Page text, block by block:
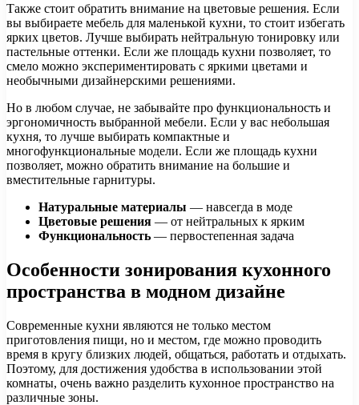
Также стоит обратить внимание на цветовые решения. Если
вы выбираете мебель для маленькой кухни, то стоит избегать
ярких цветов. Лучше выбирать нейтральную тонировку или
пастельные оттенки. Если же площадь кухни позволяет, то
смело можно экспериментировать с яркими цветами и
необычными дизайнерскими решениями.
Но в любом случае, не забывайте про функциональность и
эргономичность выбранной мебели. Если у вас небольшая
кухня, то лучше выбирать компактные и
многофункциональные модели. Если же площадь кухни
позволяет, можно обратить внимание на большие и
вместительные гарнитуры.
Натуральные материалы — навсегда в моде
Цветовые решения — от нейтральных к ярким
Функциональность — первостепенная задача
Особенности зонирования кухонного
пространства в модном дизайне
Современные кухни являются не только местом
приготовления пищи, но и местом, где можно проводить
время в кругу близких людей, общаться, работать и отдыхать.
Поэтому, для достижения удобства в использовании этой
комнаты, очень важно разделить кухонное пространство на
различные зоны.